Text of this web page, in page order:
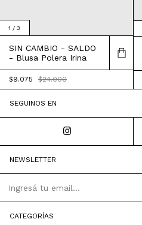
1 / 3
SIN CAMBIO - SALDO
- Blusa Polera Irina
$9.075 $24.000
SEGUINOS EN
NEWSLETTER
CATEGORÍAS